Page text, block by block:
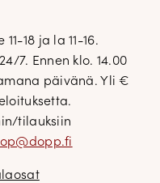
18 ja la 11-16.
7. Ennen klo. 14.00
päivänä. Yli €
tilauksiin